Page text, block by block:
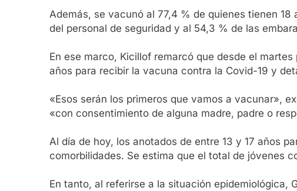
Además, se vacunó al 77,4 % de quienes tienen
del personal de seguridad y al 54,3 % de las
En ese marco, Kicillof remarcó que desde el
años para recibir la vacuna contra la Covid-19 y
«Esos serán los primeros que vamos a vacunar»,
«con consentimiento de alguna madre, padre o
Al día de hoy, los anotados de entre 13 y 17 años
comorbilidades. Se estima que el total de jóvenes
En tanto, al referirse a la situación epidemiológica,